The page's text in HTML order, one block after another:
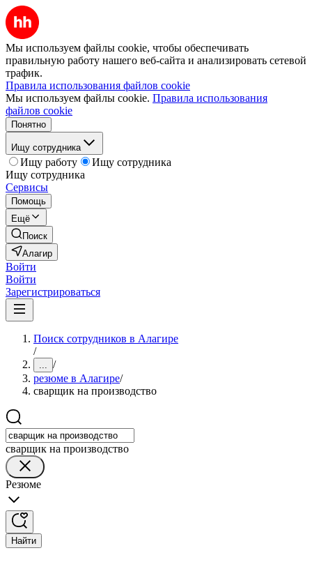
Мы используем файлы cookie, чтобы обеспечивать
правильную работу нашего веб-сайта и анализировать сетевой
трафик.
Правила использования файлов cookie
Мы используем файлы cookie. Правила использования
файлов cookie
Понятно
Ищу сотрудника
Ищу работу
Ищу сотрудника
Ищу сотрудника
Сервисы
Помощь
Ещё
Поиск
Алагир
Войти
Войти
Зарегистрироваться
Поиск сотрудников в Алагире
/
... /
резюме в Алагире/
сварщик на производство
сварщик на производство
Резюме
Найти